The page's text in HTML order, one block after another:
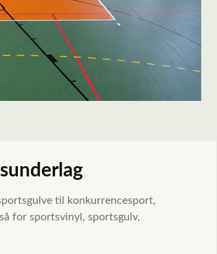
til konkurrencesport,
for sportsvinyl, sportsgulv,